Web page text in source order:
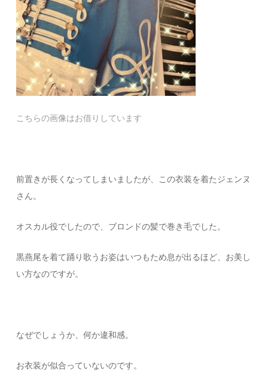
こちらの画像はお借りしています
前置きが長くなってしまいましたが、この衣装を着たジェンヌ
さん。
オスカル役でしたので、ブロンドの髪で巻き毛でした。
黒燕尾を着て踊り歌うお姿はいつもため息が出るほど、お美し
い方なのですが。
なぜでしょうか、何か違和感。
お衣装が似合っていないのです。